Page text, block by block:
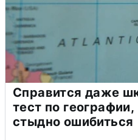
Справится даже
тест по
стыдно ошибиться